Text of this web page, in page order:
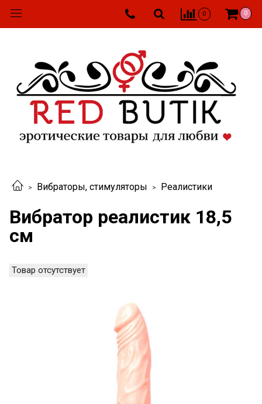
0 0
Вибраторы, стимуляторы Реалистики
Вибратор реалистик 18,5
см
Товар отсутствует